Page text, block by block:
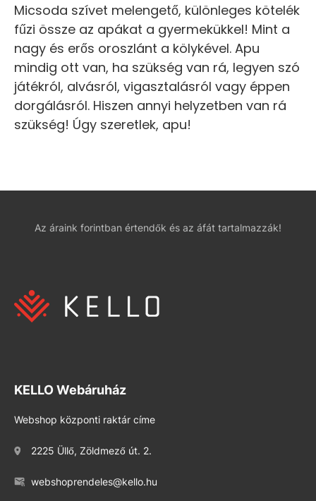
Micsoda szívet melengető, különleges kötelék
fűzi össze az apákat a gyermekükkel! Mint a
nagy és erős oroszlánt a kölykével. Apu
mindig ott van, ha szükség van rá, legyen szó
játékról, alvásról, vigasztalásról vagy éppen
dorgálásról. Hiszen annyi helyzetben van rá
szükség! Úgy szeretlek, apu!
Az áraink forintban értendők és az áfát tartalmazzák!
KELLO Webáruház
Webshop központi raktár címe
2225 Üllő, Zöldmező út. 2.
webshoprendeles@kello.hu